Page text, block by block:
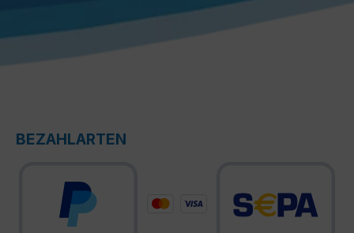
BEZAHLARTEN